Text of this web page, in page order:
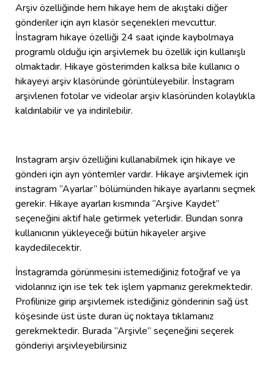
Arşiv özelliğinde hem hikaye hem de akıştaki diğer
gönderiler için ayrı klasör seçenekleri mevcuttur.
İnstagram hikaye özelliği 24 saat içinde kaybolmaya
programlı olduğu için arşivlemek bu özellik için kullanışlı
olmaktadır. Hikaye gösterimden kalksa bile kullanıcı o
hikayeyi arşiv klasöründe görüntüleyebilir. İnstagram
arşivlenen fotolar ve videolar arşiv klasöründen kolaylıkla
kaldırılabilir ve ya indirilebilir.
Instagram arşiv özelliğini kullanabilmek için hikaye ve
gönderi için ayrı yöntemler vardır. Hikaye arşivlemek için
instagram ‘’Ayarlar’’ bölümünden hikaye ayarlarını seçmek
gerekir. Hikaye ayarları kısmında ‘’Arşive Kaydet’’
seçeneğini aktif hale getirmek yeterlidir. Bundan sonra
kullanıcının yükleyeceği bütün hikayeler arşive
kaydedilecektir.
İnstagramda görünmesini istemediğiniz fotoğraf ve ya
vidolarınız için ise tek tek işlem yapmanız gerekmektedir.
Profilinize girip arşivlemek istediğiniz gönderinin sağ üst
köşesinde üst üste duran üç noktaya tıklamanız
gerekmektedir. Burada ‘’Arşivle’’ seçeneğini seçerek
gönderiyi arşivleyebilirsiniz